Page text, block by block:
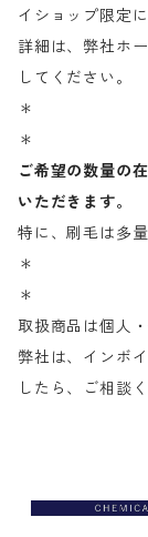
イショップ限定に
詳細は、弊社ホ
してください。
＊
＊
ご希望の数量の
いただきます。
特に、刷毛は多
＊
＊
取扱商品は個人
弊社は、インボ
したら、ご相談く